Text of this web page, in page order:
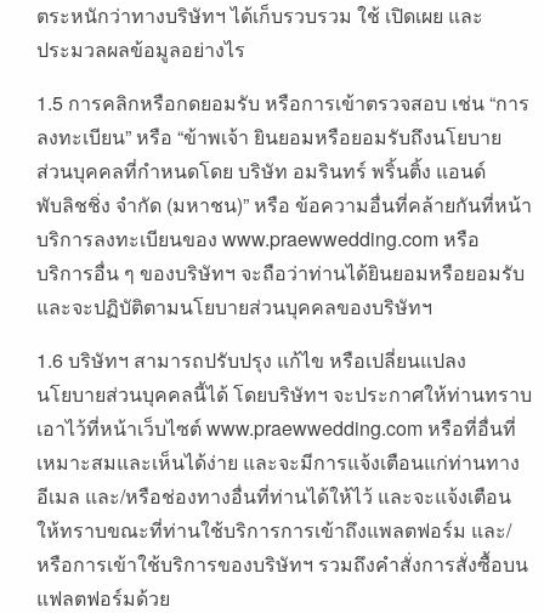
ตระหนักว่าทางบริษัทฯ ได้เก็บรวบรวม ใช้ เปิดเผย และ
ประมวลผลข้อมูลอย่างไร
1.5 การคลิกหรือกดยอมรับ หรือการเข้าตรวจสอบ เช่น “การ
ลงทะเบียน” หรือ “ข้าพเจ้า ยินยอมหรือยอมรับถึงนโยบาย
ส่วนบุคคลที่กำหนดโดย บริษัท อมรินทร์ พริ้นติ้ง แอนด์
พับลิชชิ่ง จำกัด (มหาชน)” หรือ ข้อความอื่นที่คล้ายกันที่หน้า
บริการลงทะเบียนของ www.praewwedding.com หรือ
บริการอื่น ๆ ของบริษัทฯ จะถือว่าท่านได้ยินยอมหรือยอมรับ
และจะปฏิบัติตามนโยบายส่วนบุคคลของบริษัทฯ
1.6 บริษัทฯ สามารถปรับปรุง แก้ไข หรือเปลี่ยนแปลง
นโยบายส่วนบุคคลนี้ได้ โดยบริษัทฯ จะประกาศให้ท่านทราบ
เอาไว้ที่หน้าเว็บไซต์ www.praewwedding.com หรือที่อื่นที่
เหมาะสมและเห็นได้ง่าย และจะมีการแจ้งเตือนแก่ท่านทาง
อีเมล และ/หรือช่องทางอื่นที่ท่านได้ให้ไว้ และจะแจ้งเตือน
ให้ทราบขณะที่ท่านใช้บริการการเข้าถึงแพลตฟอร์ม และ/
หรือการเข้าใช้บริการของบริษัทฯ รวมถึงคำสั่งการสั่งซื้อบน
แฟลตฟอร์มด้วย